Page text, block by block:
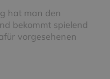
hat man den
bekommt spielend
vorgesehenen